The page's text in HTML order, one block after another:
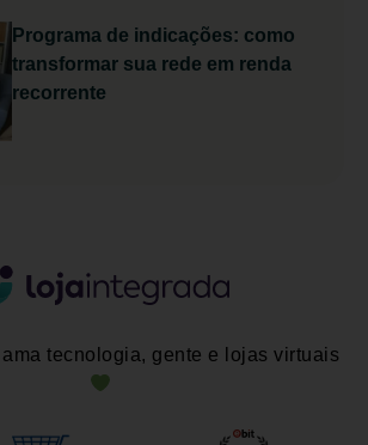
Programa de indicações: como
transformar sua rede em renda
recorrente
tecnologia, gente e lojas virtuais